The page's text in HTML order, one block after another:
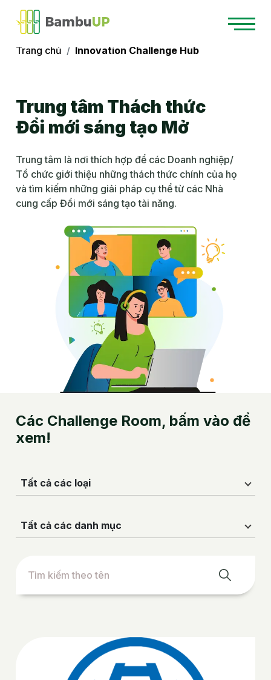
Trang chủ Innovation Challenge Hub
Trung tâm Thách thức
Đổi mới sáng tạo Mở
Trung tâm là nơi thích hợp để các Doanh nghiệp/
Tổ chức giới thiệu những thách thức chính của họ
và tìm kiếm những giải pháp cụ thể từ các Nhà
cung cấp Đổi mới sáng tạo tài năng.
Các Challenge Room, bấm vào để
xem!
Tất cả các loại
Tất cả các danh mục